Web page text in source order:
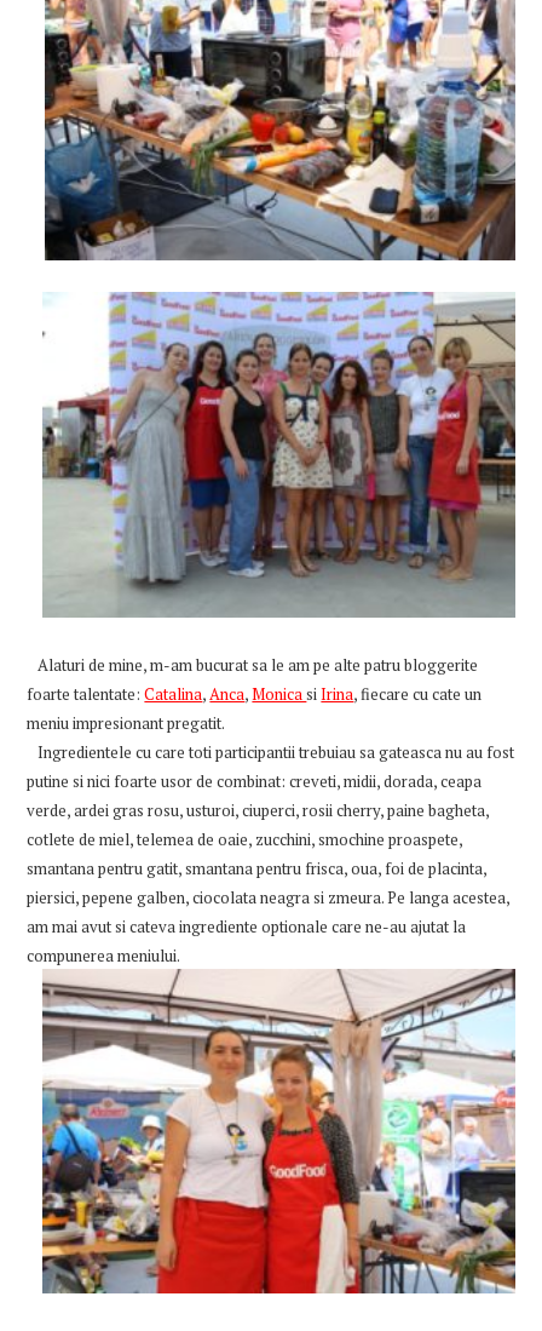
Alaturi de mine, m-am bucurat sa le am pe alte patru bloggerite
foarte talentate:Catalina,Anca,MonicasiIrina, fiecare cu cate un
meniu impresionant pregatit.
Ingredientele cu care toti participantii trebuiau sa gateasca nu au fost
putine si nici foarte usor de combinat: creveti, midii, dorada, ceapa
verde, ardei gras rosu, usturoi, ciuperci, rosii cherry, paine bagheta,
cotlete de miel, telemea de oaie, zucchini, smochine proaspete,
smantana pentru gatit, smantana pentru frisca, oua, foi de placinta,
piersici, pepene galben, ciocolata neagra si zmeura. Pe langa acestea,
am mai avut si cateva ingrediente optionale care ne-au ajutat la
compunerea meniului.